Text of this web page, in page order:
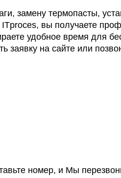
замену термопасты,
вы получаете
удобное время для
заявку на сайте или
номер, и Мы